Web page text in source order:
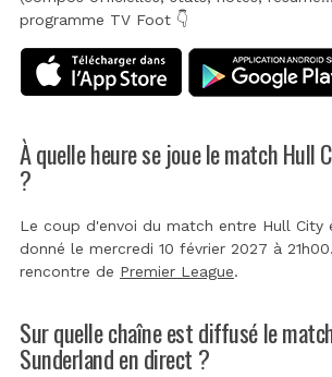
programme TV Foot 👇
À quelle heure se joue le match Hull
?
Le coup d'envoi du match entre Hull City
donné le mercredi 10 février 2027 à
rencontre de Premier League.
Sur quelle chaîne est diffusé le
Sunderland en direct ?